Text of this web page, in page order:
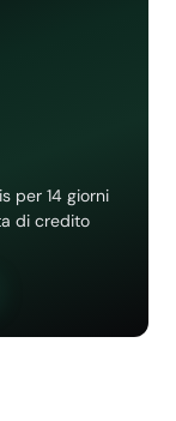
per 14 giorni
di credito